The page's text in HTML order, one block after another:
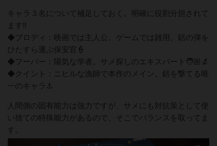
キャラ３名について補足しておく。明確に役割分担されて
ます‼
◆ブロディ：映画では主人公。ゲームでは雑用。銛の弾を
ひたすら運ぶ保安官👮
◆フーパー：陽気な学者。サメ探しのエキスパート🧑🏼‍🔬
◆クイント：ニヒルな漁師で本作のメイン。銛を撃てる唯
一のキャラ⚓
人間側の固有能力は強力ですが、サメにも対抗策として使
い捨ての特殊能力があるので、そこでバランスを取ってま
す。